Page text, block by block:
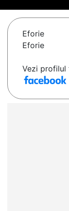
Eforie
Eforie
Vezi profilul